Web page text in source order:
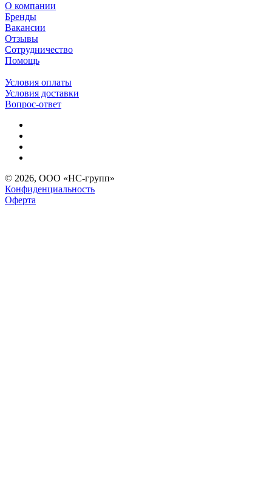
О компании
Бренды
Вакансии
Отзывы
Сотрудничество
Помощь
Условия оплаты
Условия доставки
Вопрос-ответ
© 2026, ООО «НС-групп»
Конфиденциальность
Оферта